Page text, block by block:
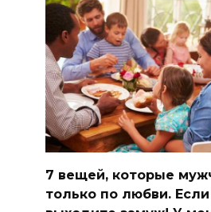
7 вещей, которые
только по любви.